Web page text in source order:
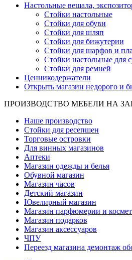
Настольные вешала,
Стойки настольные
Стойки для обуви
Стойки для шляп
Стойки для бижутерии
Стойки для шарфов и
Стойки настольные для
Стойки для ремней
Ценникодержатели
Открыть магазин недорого и
ПРОИЗВОДСТВО МЕБЕЛИ НА
Наше производство
Стойки для ресепшен
Торговые островки
Для винных магазинов
Аптеки
Магазин одежды и белья
Обувной магазин
Магазин часов
Детский магазин
Ювелирный магазин
Магазин парфюмерии и
Магазин подарков
Магазин аксессуаров
ЧПУ
Переезд магазина демонтаж